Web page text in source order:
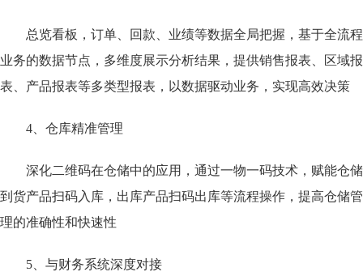
总览看板，订单、回款、业绩等数据全局把握，基于全流程
业务的数据节点，多维度展示分析结果，提供销售报表、区域报
表、产品报表等多类型报表，以数据驱动业务，实现高效决策
4、仓库精准管理
深化二维码在仓储中的应用，通过一物一码技术，赋能仓储
到货产品扫码入库，出库产品扫码出库等流程操作，提高仓储管
理的准确性和快速性
5、与财务系统深度对接